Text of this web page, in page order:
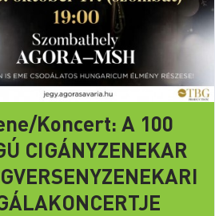
Koncert: A 100
CIGÁNYZENEKAR